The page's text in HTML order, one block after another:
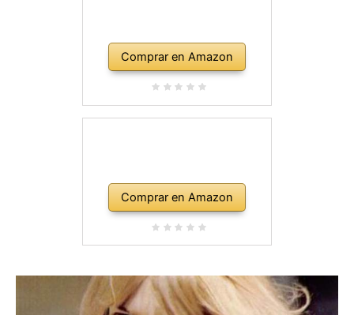
Comprar en Amazon
Comprar en Amazon